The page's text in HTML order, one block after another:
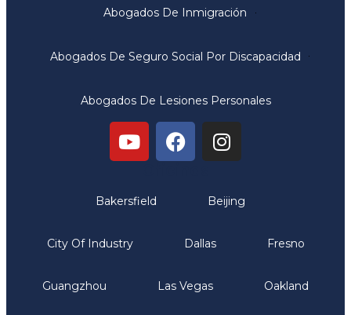
Abogados De Inmigración
Abogados De Seguro Social Por Discapacidad
Abogados De Lesiones Personales
Bakersfield Beijing
City Of Industry Dallas Fresno
Guangzhou Las Vegas Oakland